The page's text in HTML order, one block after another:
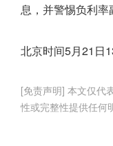
息，并警惕负利
北京时间5月21日
[免责声明] 本文仅代
性或完整性提供任何